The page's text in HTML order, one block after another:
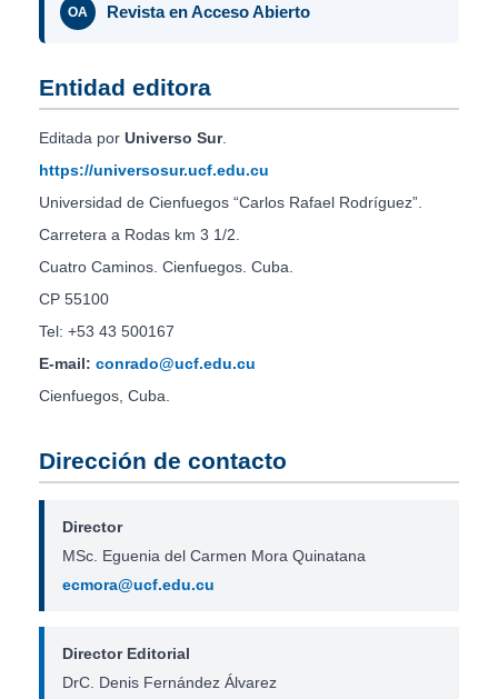
OA Revista en Acceso Abierto
Entidad editora
Editada por Universo Sur.
https://universosur.ucf.edu.cu
Universidad de Cienfuegos “Carlos Rafael Rodríguez”.
Carretera a Rodas km 3 1/2.
Cuatro Caminos. Cienfuegos. Cuba.
CP 55100
Tel: +53 43 500167
E-mail: conrado@ucf.edu.cu
Cienfuegos, Cuba.
Dirección de contacto
Director
MSc. Eguenia del Carmen Mora Quinatana
ecmora@ucf.edu.cu
Director Editorial
DrC. Denis Fernández Álvarez